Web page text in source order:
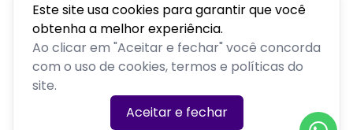
Este site usa cookies para garantir que você
obtenha a melhor experiência.
Ao clicar em "Aceitar e fechar" você concorda
com o uso de cookies, termos e políticas do
site.
Aceitar e fechar
Polenta Comedy
PLATAFORMA POR
Precisa de ajuda?
+55 (54) 99377-7581